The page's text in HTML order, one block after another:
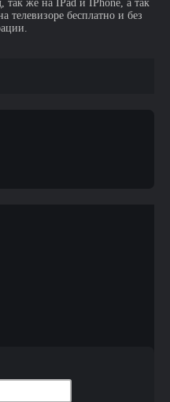
же на IPad и IPhone, а так
телевизоре бесплатно и без